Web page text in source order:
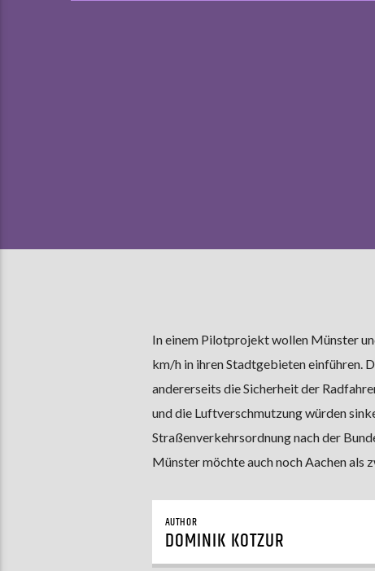
In einem Pilotprojekt wollen Münster
km/h in ihren Stadtgebieten einführen.
andererseits die Sicherheit der
und die Luftverschmutzung würden
Straßenverkehrsordnung nach der
Münster möchte auch noch Aachen als
AUTHOR
DOMINIK KOTZUR